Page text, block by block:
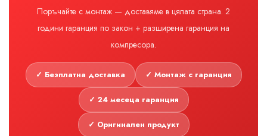
Поръчайте с монтаж — доставяме в цялата страна. 2
години гаранция по закон + разширена гаранция на
компресора.
✓ Безплатна доставка ✓ Монтаж с гаранция
✓ 24 месеца гаранция
✓ Оригинален продукт